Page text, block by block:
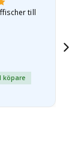
till
köpare